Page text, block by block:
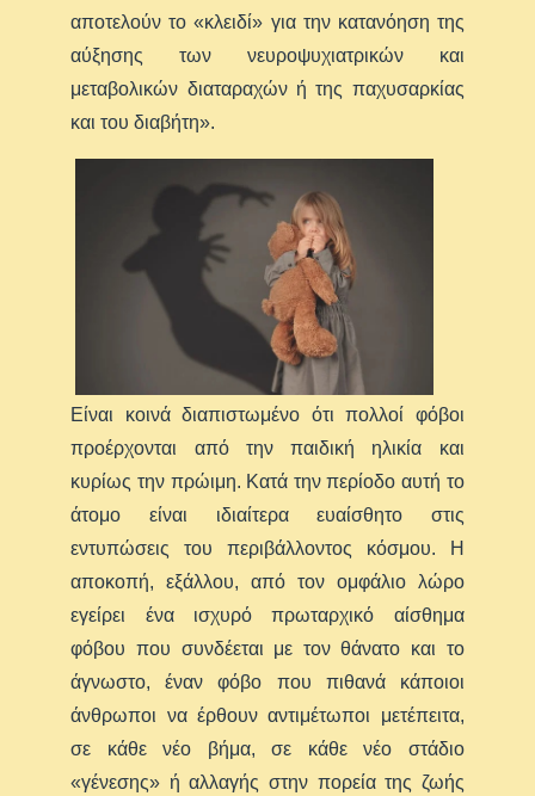
αποτελούν το «κλειδί» για την κατανόηση της
αύξησης των νευροψυχιατρικών και
μεταβολικών διαταραχών ή της παχυσαρκίας
και του διαβήτη».
Είναι κοινά διαπιστωμένο ότι πολλοί φόβοι
προέρχονται από την παιδική ηλικία και
κυρίως την πρώιμη. Κατά την περίοδο αυτή το
άτομο είναι ιδιαίτερα ευαίσθητο στις
εντυπώσεις του περιβάλλοντος κόσμου. Η
αποκοπή, εξάλλου, από τον ομφάλιο λώρο
εγείρει ένα ισχυρό πρωταρχικό αίσθημα
φόβου που συνδέεται με τον θάνατο και το
άγνωστο, έναν φόβο που πιθανά κάποιοι
άνθρωποι να έρθουν αντιμέτωποι μετέπειτα,
σε κάθε νέο βήμα, σε κάθε νέο στάδιο
«γένεσης» ή αλλαγής στην πορεία της ζωής